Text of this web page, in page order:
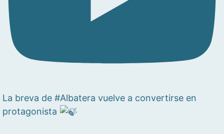
La breva de #Albatera vuelve a convertirse en
protagonista